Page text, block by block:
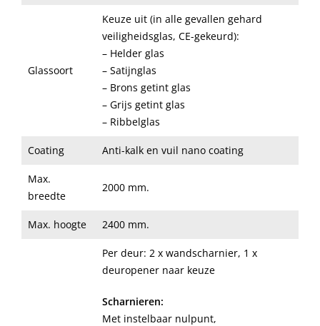
Glassoort
Keuze uit (in alle gevallen gehard
veiligheidsglas, CE-gekeurd):
– Helder glas
– Satijnglas
– Brons getint glas
– Grijs getint glas
– Ribbelglas
Coating Anti-kalk en vuil nano coating
Max.
breedte
2000 mm.
Max. hoogte 2400 mm.
Per deur: 2 x wandscharnier, 1 x
deuropener naar keuze
Scharnieren:
Met instelbaar nulpunt,